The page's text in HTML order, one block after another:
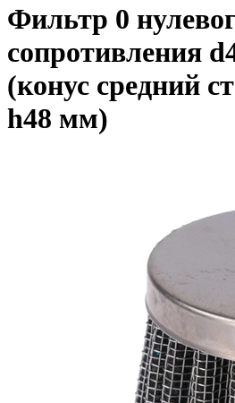
Фильтр 0
сопротивления
(конус средний
h48 мм)